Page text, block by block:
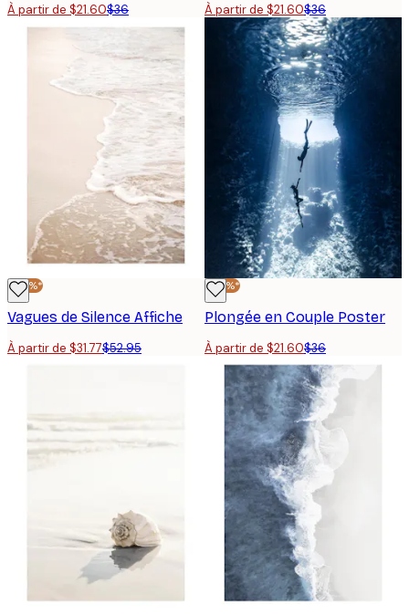
À partir de $21.60$36 À partir de $21.60$36
-40%*
Vagues de Silence Affiche
À partir de $31.77$52.95
-40%*
Plongée en Couple Poster
À partir de $21.60$36